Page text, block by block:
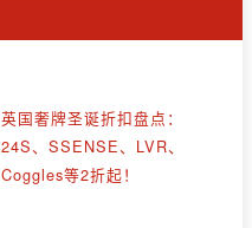
英国奢牌圣诞折扣盘点：
24S、SSENSE、LVR、
Coggles等2折起！